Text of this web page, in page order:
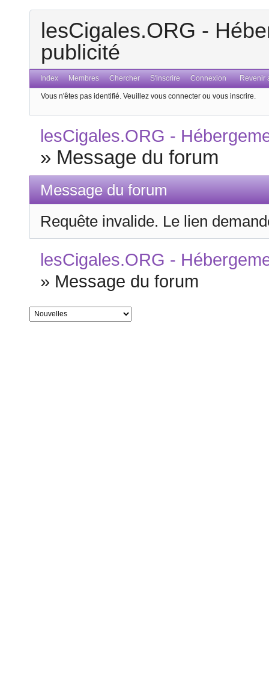
lesCigales.ORG -
publicité
Index Membres Chercher S'inscrire Connexion Revenir
Vous n'êtes pas identifié. Veuillez vous connecter ou vous inscrire.
lesCigales.ORG -
» Message du forum
Message du forum
Requête invalide. Le lien
lesCigales.ORG -
» Message du forum